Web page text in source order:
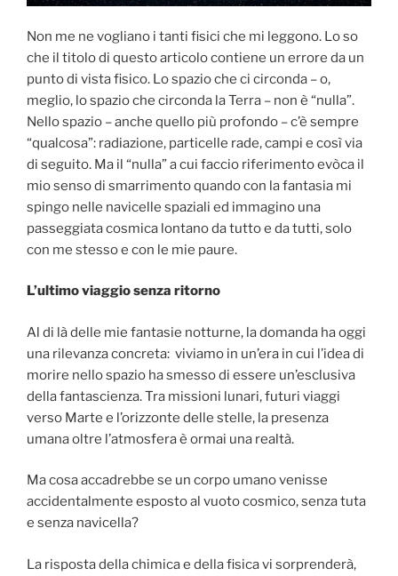
Non me ne vogliano i tanti fisici che mi leggono. Lo so
che il titolo di questo articolo contiene un errore da un
punto di vista fisico. Lo spazio che ci circonda – o,
meglio, lo spazio che circonda la Terra – non è “nulla”.
Nello spazio – anche quello più profondo – c’è sempre
“qualcosa”: radiazione, particelle rade, campi e così via
di seguito. Ma il “nulla” a cui faccio riferimento evòca il
mio senso di smarrimento quando con la fantasia mi
spingo nelle navicelle spaziali ed immagino una
passeggiata cosmica lontano da tutto e da tutti, solo
con me stesso e con le mie paure.
L’ultimo viaggio senza ritorno
Al di là delle mie fantasie notturne, la domanda ha oggi
una rilevanza concreta: viviamo in un’era in cui l’idea di
morire nello spazio ha smesso di essere un’esclusiva
della fantascienza. Tra missioni lunari, futuri viaggi
verso Marte e l’orizzonte delle stelle, la presenza
umana oltre l’atmosfera è ormai una realtà.
Ma cosa accadrebbe se un corpo umano venisse
accidentalmente esposto al vuoto cosmico, senza tuta
e senza navicella?
La risposta della chimica e della fisica vi sorprenderà,